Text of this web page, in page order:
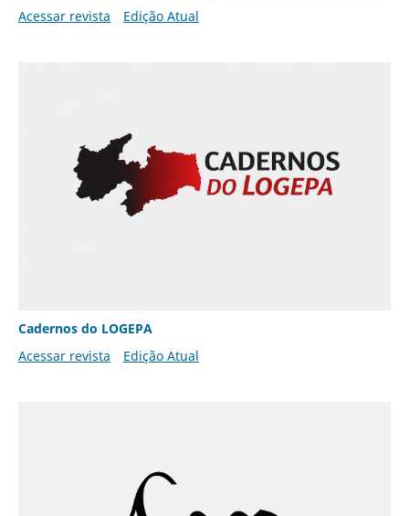
Acessar revista
Edição Atual
Cadernos do LOGEPA
Acessar revista
Edição Atual